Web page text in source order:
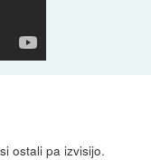
ostali pa izvisijo.